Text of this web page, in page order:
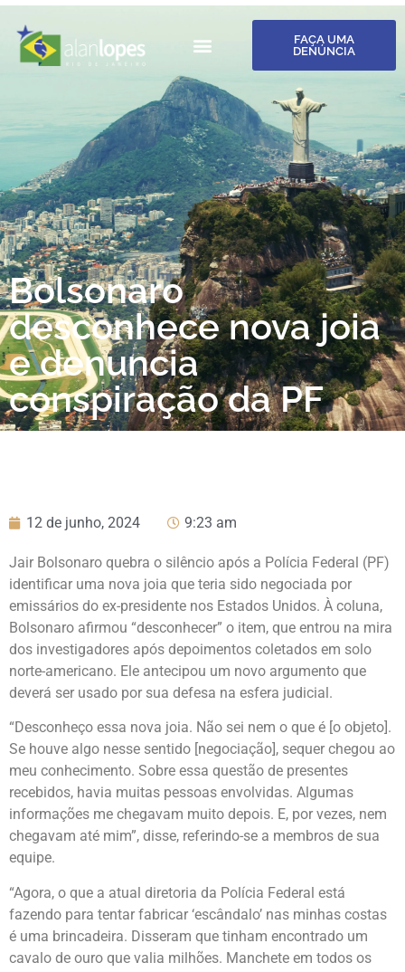
FAÇA UMA
DENÚNCIA
Bolsonaro
desconhece nova joia
e denuncia
conspiração da PF
12 de junho, 2024 9:23 am
Jair Bolsonaro quebra o silêncio após a Polícia Federal (PF)
identificar uma nova joia que teria sido negociada por
emissários do ex-presidente nos Estados Unidos. À coluna,
Bolsonaro afirmou “desconhecer” o item, que entrou na mira
dos investigadores após depoimentos coletados em solo
norte-americano. Ele antecipou um novo argumento que
deverá ser usado por sua defesa na esfera judicial.
“Desconheço essa nova joia. Não sei nem o que é [o objeto].
Se houve algo nesse sentido [negociação], sequer chegou ao
meu conhecimento. Sobre essa questão de presentes
recebidos, havia muitas pessoas envolvidas. Algumas
informações me chegavam muito depois. E, por vezes, nem
chegavam até mim”, disse, referindo-se a membros de sua
equipe.
“Agora, o que a atual diretoria da Polícia Federal está
fazendo para tentar fabricar ‘escândalo’ nas minhas costas
é uma brincadeira. Disseram que tinham encontrado um
cavalo de ouro que valia milhões. Manchete em todos os